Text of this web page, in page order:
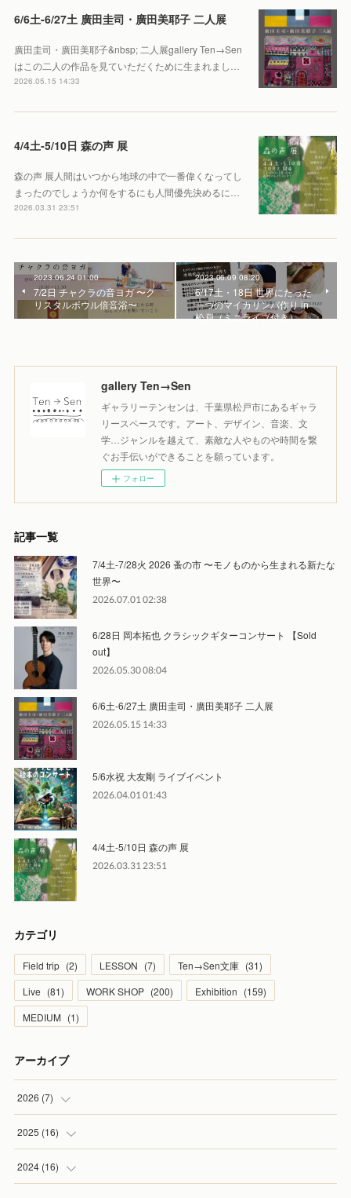
6/6土-6/27土 廣田圭司・廣田美耶子 二人展
廣田圭司・廣田美耶子&nbsp; 二人展gallery Ten→Sen
はこの二人の作品を見ていただくために生まれまし…
2026.05.15 14:33
4/4土-5/10日 森の声 展
森の声 展人間はいつから地球の中で一番偉くなってし
まったのでしょうか何をするにも人間優先決めるに…
2026.03.31 23:51
2023.06.24 01:00
7/2日 チャクラの音ヨガ 〜ク
リスタルボウル倍音浴〜
2023.06.09 08:20
6/17土・18日 世界にたった
一つのマイカリンバ作り in
松戸（ミニライブ付き）
gallery Ten→Sen
ギャラリーテンセンは、千葉県松戸市にあるギャラ
リースペースです。アート、デザイン、音楽、文
学…ジャンルを越えて、素敵な人やものや時間を繋
ぐお手伝いができることを願っています。
フォロー
記事一覧
7/4土-7/28火 2026 蚤の市 〜モノものから生まれる新たな
世界〜
2026.07.01 02:38
6/28日 岡本拓也 クラシックギターコンサート 【Sold
out】
2026.05.30 08:04
6/6土-6/27土 廣田圭司・廣田美耶子 二人展
2026.05.15 14:33
5/6水祝 大友剛 ライブイベント
2026.04.01 01:43
4/4土-5/10日 森の声 展
2026.03.31 23:51
カテゴリ
Field trip (2) LESSON (7) Ten→Sen文庫 (31)
Live (81) WORK SHOP (200) Exhibition (159)
MEDIUM (1)
アーカイブ
2026 (7)
(1
(2
2025 (16)
(2
2024 (16)